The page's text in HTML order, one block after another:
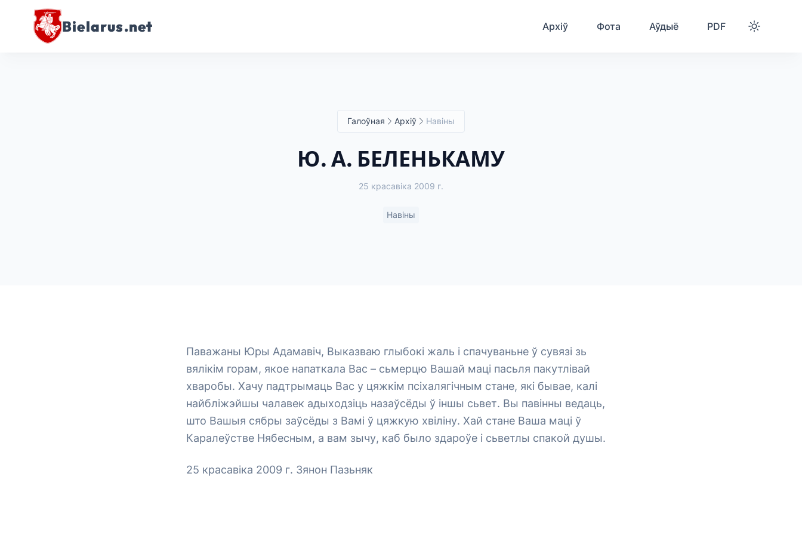
Bielarus.net Архіў Фота Аўдыё PDF
Галоўная Архіў Навіны
Ю. А. БЕЛЕНЬКАМУ
25 красавіка 2009 г.
Навіны
Паважаны Юры Адамавіч, Выказваю глыбокі жаль і спачуваньне ў сувязі зь
вялікім горам, якое напаткала Вас – сьмерцю Вашай маці пасьля пакутлівай
хваробы. Хачу падтрымаць Вас у цяжкім псіхалягічным стане, які бывае, калі
найбліжэйшы чалавек адыходзіць назаўсёды ў іншы сьвет. Вы павінны ведаць,
што Вашыя сябры заўсёды з Вамі ў цяжкую хвіліну. Хай стане Ваша маці ў
Каралеўстве Нябесным, а вам зычу, каб было здароўе і сьветлы спакой душы.
25 красавіка 2009 г. Зянон Пазьняк